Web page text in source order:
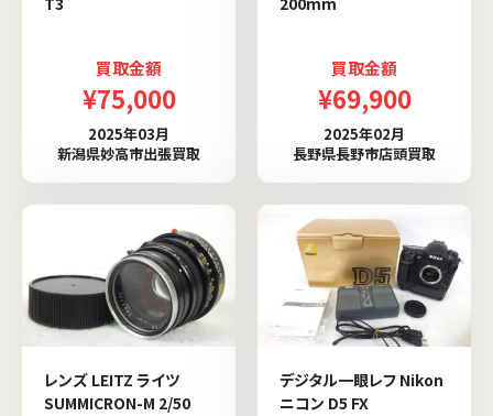
買取金額
¥75,000
2025年03月
新潟県妙高市出張買取
買取金額
¥69,900
2025年02月
長野県長野市店頭買取
レンズ LEITZ ライツ
SUMMICRON-M 2/50
デジタル一眼レフ Nikon
ニコン D5 FX